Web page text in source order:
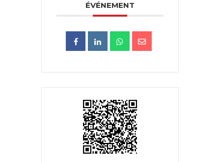
ÉVÉNEMENT